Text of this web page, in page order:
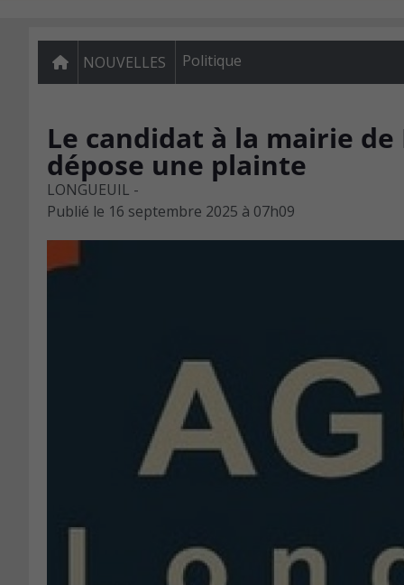
NOUVELLES Politique
Le candidat à la mairie
dépose une plainte
LONGUEUIL -
Publié le 16 septembre 2025 à 07h09